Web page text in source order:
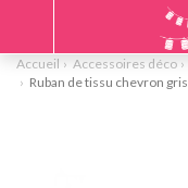
Accueil Accessoires déco
Ruban de tissu chevron gris